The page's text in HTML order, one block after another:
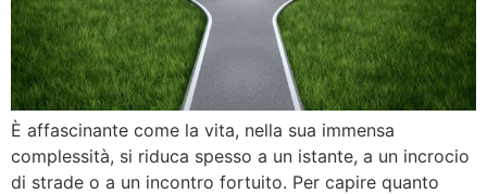
È affascinante come la vita, nella sua immensa
complessità, si riduca spesso a un istante, a un incrocio
di strade o a un incontro fortuito. Per capire quanto